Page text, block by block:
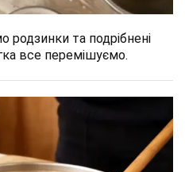
та подрібнені
все перемішуємо.